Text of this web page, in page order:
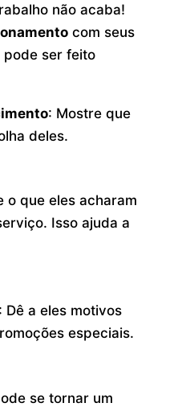
não acaba!
com seus
pode ser feito
: Mostre que
deles.
o que eles acharam
Isso ajuda a
: Dê a eles motivos
especiais.
se tornar um